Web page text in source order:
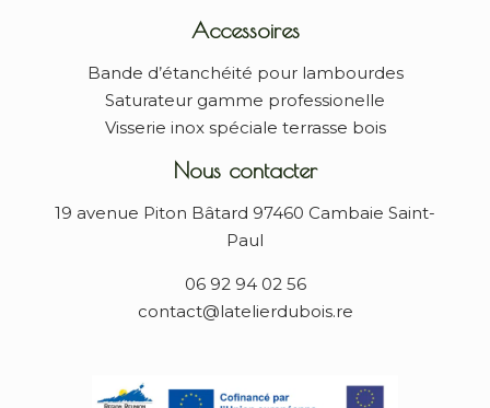
Accessoires
Bande d’étanchéité pour lambourdes
Saturateur gamme professionelle
Visserie inox spéciale terrasse bois
Nous contacter
19 avenue Piton Bâtard 97460 Cambaie Saint-
Paul
06 92 94 02 56
contact@latelierdubois.re